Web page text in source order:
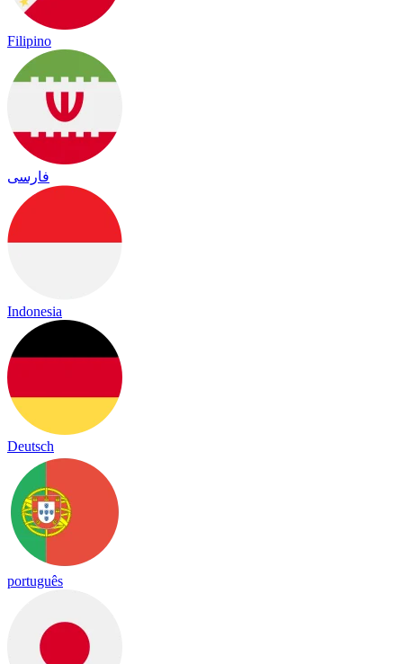
Filipino
فارسی
Indonesia
Deutsch
português